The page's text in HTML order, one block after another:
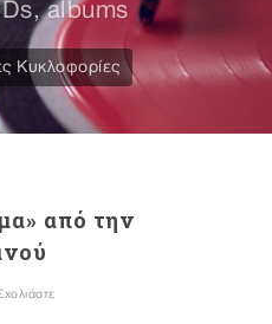
albums
Κυκλοφορίες
από την